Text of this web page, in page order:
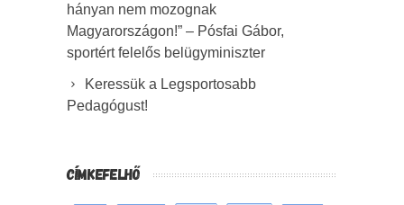
hányan nem mozognak
Magyarországon!” – Pósfai Gábor,
sportért felelős belügyminiszter
Keressük a Legsportosabb
Pedagógust!
CÍMKEFELHŐ